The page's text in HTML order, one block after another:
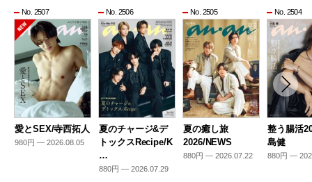
No. 2507
愛とSEX/寺西拓人
980円 — 2026.08.05
No. 2506
夏のチャージ&デ
トックスRecipe/K
…
880円 — 2026.07.29
No. 2505
夏の癒し旅
2026/NEWS
880円 — 2026.07.22
No. 2504
整う腸活
島健
880円 —